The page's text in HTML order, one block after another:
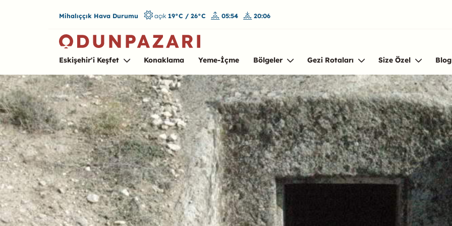
Mihalıççık Hava Durumu açık 19°C / 26°C 05:54 20:06
Eskişehir'i Keşfet Konaklama Yeme-İçme Bölgeler Gezi Rotaları Size Özel Blog